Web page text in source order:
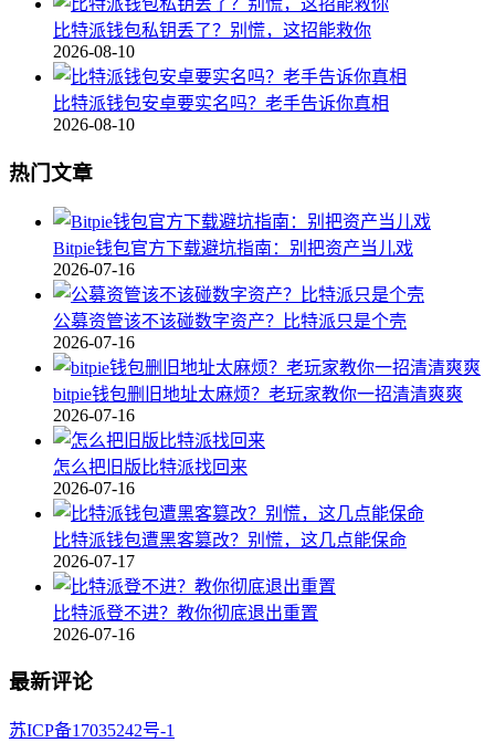
比特派钱包私钥丢了？别慌，这招能救你
2026-08-10
比特派钱包安卓要实名吗？老手告诉你真相
2026-08-10
热门文章
Bitpie钱包官方下载避坑指南：别把资产当儿戏
2026-07-16
公募资管该不该碰数字资产？比特派只是个壳
2026-07-16
bitpie钱包删旧地址太麻烦？老玩家教你一招清清爽爽
2026-07-16
怎么把旧版比特派找回来
2026-07-16
比特派钱包遭黑客篡改？别慌，这几点能保命
2026-07-17
比特派登不进？教你彻底退出重置
2026-07-16
最新评论
苏ICP备17035242号-1